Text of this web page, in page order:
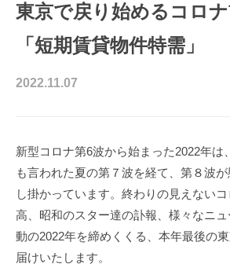
東京で戻り始めるコロ
「短期賃貸物件特需」
2022.11.07
新型コロナ第6波から始まった2022年は
も言われた夏の第７波を経て、第８波
し掛かっています。終わりの見えない
高、昭和のスター達の訃報、様々なニ
動の2022年を締めくくる、本年最後の
届けいたします。